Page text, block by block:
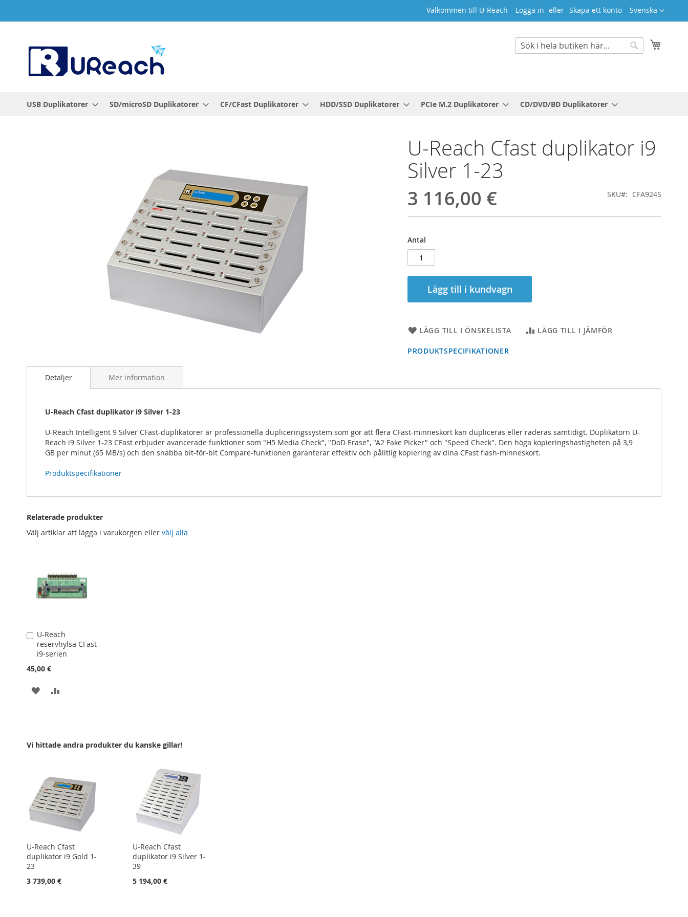
till
Språk
Svenska
Välkommen till U-Reach Logga in Skapa ett konto
Search
USB Duplikatorer SD/microSD Duplikatorer CF/CFast Duplikatorer HDD/SSD Duplikatorer PCIe M.2 Duplikatorer CD/DVD/BD Duplikatorer
U-Reach Cfast duplikator i9
Silver 1-23
3 116,00 € SKU CFA924S
Antal
Lägg till i kundvagn
LÄGG TILL I ÖNSKELISTA LÄGG TILL I JÄMFÖR
PRODUKTSPECIFIKATIONER
till
börjanDetaljer
U-Reach Cfast duplikator i9 Silver 1-23
U-Reach Intelligent 9 Silver CFast-duplikatorer är professionella dupliceringssystem som gör att flera CFast-minneskort kan dupliceras eller raderas samtidigt. Duplikatorn U-
Reach i9 Silver 1-23 CFast erbjuder avancerade funktioner som "H5 Media Check", "DoD Erase", "A2 Fake Picker" och "Speed Check". Den höga kopieringshastigheten på 3,9
GB per minut (65 MB/s) och den snabba bit-för-bit Compare-funktionen garanterar effektiv och pålitlig kopiering av dina CFast flash-minneskort.
Produktspecifikationer
Mer information
Relaterade produkter
Välj artiklar att lägga i varukorgen eller välj alla
U-Reach
reservhylsa CFast -
i9-serien
45,00 €
Lägg
till
kundvagn
LÄGG
ÖNSKELISTA
JÄMFÖR
Vi hittade andra produkter du kanske gillar!
U-Reach Cfast
duplikator i9 Gold 1-
23
3 739,00 €
U-Reach Cfast
duplikator i9 Silver 1-
39
5 194,00 €